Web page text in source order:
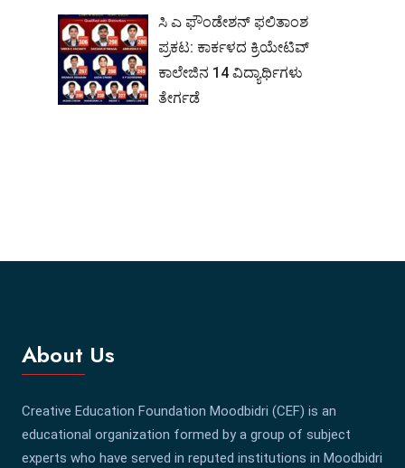
ಸಿ ಎ ಫೌಂಡೇಶನ್ ಫಲಿತಾಂಶ
ಪ್ರಕಟ: ಕಾರ್ಕಳದ ಕ್ರಿಯೇಟಿವ್
ಕಾಲೇಜಿನ 14 ವಿದ್ಯಾರ್ಥಿಗಳು
ತೇರ್ಗಡೆ
About Us
Creative Education Foundation Moodbidri (CEF) is an
educational organization formed by a group of subject
experts who have served in reputed institutions in Moodbidri